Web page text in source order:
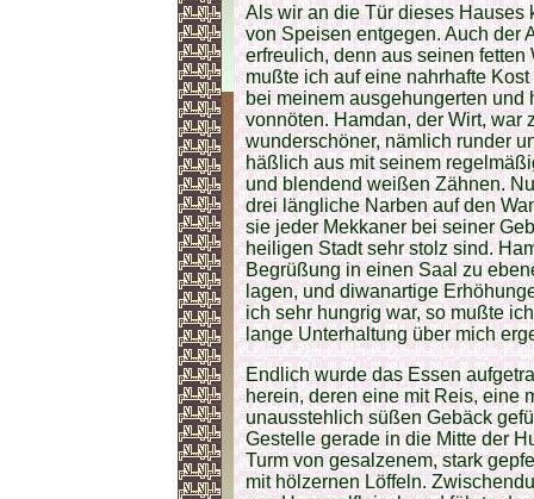
Als wir an die Tür dieses Hauses
von Speisen entgegen. Auch der
erfreulich, denn aus seinen
mußte ich auf eine nahrhafte
bei meinem ausgehungerten und
vonnöten. Hamdan, der Wirt, war
wunderschöner, nämlich runder
häßlich aus mit seinem
und blendend weißen Zähnen.
drei längliche Narben auf den
sie jeder Mekkaner bei seiner
heiligen Stadt sehr stolz sind.
Begrüßung in einen Saal zu
lagen, und diwanartige
ich sehr hungrig war, so mußte
lange Unterhaltung über mich
Endlich wurde das Essen
herein, deren eine mit Reis, eine
unausstehlich süßen Gebäck
Gestelle gerade in die Mitte der
Turm von gesalzenem, stark
mit hölzernen Löffeln.